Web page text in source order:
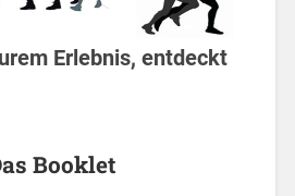
Erlebnis, entdeckt
Booklet